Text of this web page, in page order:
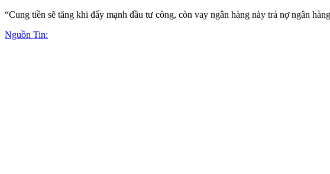
“Cung tiền sẽ tăng khi đẩy mạnh đầu tư công, còn vay ngân hàng này trả nợ ngân
Nguồn Tin: